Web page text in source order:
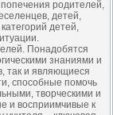
родителей,
детей,
детей,
Понадобятся
знаниями и
так и являющиеся
способные помочь
творческими и
и восприимчивые к